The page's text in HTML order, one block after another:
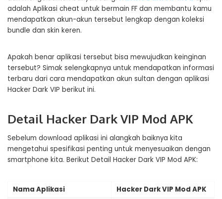
adalah Aplikasi cheat untuk bermain FF dan membantu kamu
mendapatkan akun-akun tersebut lengkap dengan koleksi
bundle dan skin keren.
Apakah benar aplikasi tersebut bisa mewujudkan keinginan
tersebut? Simak selengkapnya untuk mendapatkan informasi
terbaru dari cara mendapatkan akun sultan dengan aplikasi
Hacker Dark VIP berikut ini.
Detail Hacker Dark VIP Mod APK
Sebelum download aplikasi ini alangkah baiknya kita
mengetahui spesifikasi penting untuk menyesuaikan dengan
smartphone kita. Berikut Detail Hacker Dark VIP Mod APK:
Nama Aplikasi
Hacker Dark VIP Mod APK